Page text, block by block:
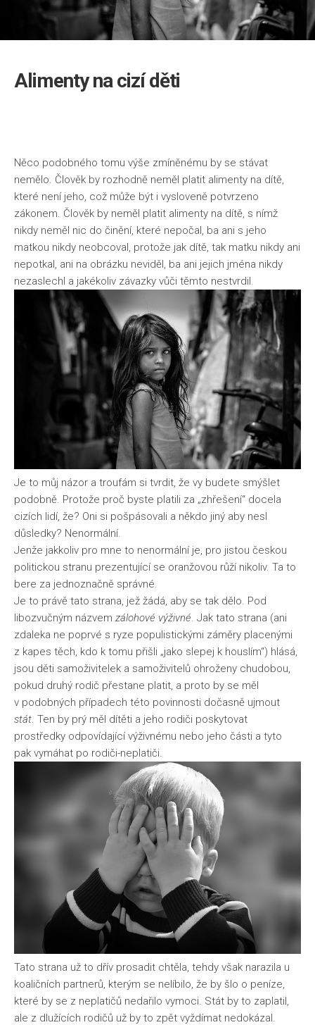
Alimenty na cizí děti
Něco podobného tomu výše zmíněnému by se stávat
nemělo. Člověk by rozhodně neměl platit alimenty na dítě,
které není jeho, což může být i vysloveně potvrzeno
zákonem. Člověk by neměl platit alimenty na dítě, s nímž
nikdy neměl nic do činění, které nepočal, ba ani s jeho
matkou nikdy neobcoval, protože jak dítě, tak matku nikdy ani
nepotkal, ani na obrázku neviděl, ba ani jejich jména nikdy
nezaslechl a jakékoliv závazky vůči těmto nestvrdil.
Je to můj názor a troufám si tvrdit, že vy budete smýšlet
podobně. Protože proč byste platili za „zhřešení“ docela
cizích lidí, že? Oni si pošpásovali a někdo jiný aby nesl
důsledky? Nenormální.
Jenže jakkoliv pro mne to nenormální je, pro jistou českou
politickou stranu prezentující se oranžovou růží nikoliv. Ta to
bere za jednoznačně správné.
Je to právě tato strana, jež žádá, aby se tak dělo. Pod
libozvučným názvem zálohové výživné. Jak tato strana (ani
zdaleka ne poprvé s ryze populistickými záměry placenými
z kapes těch, kdo k tomu přišli „jako slepej k houslím“) hlásá,
jsou děti samoživitelek a samoživitelů ohroženy chudobou,
pokud druhý rodič přestane platit, a proto by se měl
v podobných případech této povinnosti dočasně ujmout
stát. Ten by prý měl dítěti a jeho rodiči poskytovat
prostředky odpovídající výživnému nebo jeho části a tyto
pak vymáhat po rodiči-neplatiči.
Tato strana už to dřív prosadit chtěla, tehdy však narazila u
koaličních partnerů, kterým se nelíbilo, že by šlo o peníze,
které by se z neplatičů nedařilo vymoci. Stát by to zaplatil,
ale z dlužících rodičů už by to zpět vyždímat nedokázal.